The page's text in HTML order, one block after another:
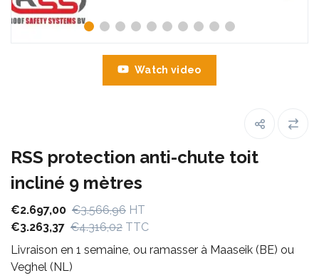
Watch video
RSS protection anti-chute toit
incliné 9 mètres
€2.697,00 €3.566,96 HT
€3.263,37 €4.316,02 TTC
Livraison en 1 semaine, ou ramasser à Maaseik (BE) ou
Veghel (NL)